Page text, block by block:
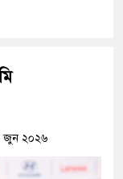
জুন ২০২৬